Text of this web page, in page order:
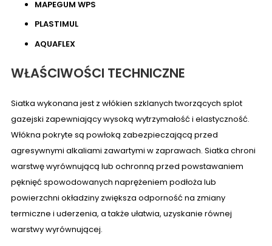
MAPEGUM WPS
PLASTIMUL
AQUAFLEX
WŁAŚCIWOŚCI TECHNICZNE
Siatka wykonana jest z włókien szklanych tworzących splot
gazejski zapewniający wysoką wytrzymałość i elastyczność.
Włókna pokryte są powłoką zabezpieczającą przed
agresywnymi alkaliami zawartymi w zaprawach. Siatka chroni
warstwę wyrównującą lub ochronną przed powstawaniem
pęknięć spowodowanych naprężeniem podłoża lub
powierzchni okładziny zwiększa odporność na zmiany
termiczne i uderzenia, a także ułatwia, uzyskanie równej
warstwy wyrównującej.